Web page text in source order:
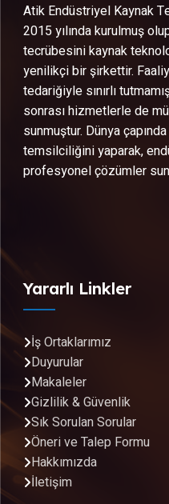
Atik Endüstriyel Kaynak
2015 yılında kurulmuş
tecrübesini kaynak
yenilikçi bir şirkettir.
tedariğiyle sınırlı
sonrası hizmetlerle de
sunmuştur. Dünya
temsilciliğini yaparak,
profesyonel çözümler
Yararlı Linkler
İş Ortaklarımız
Duyurular
Makaleler
Gizlilik & Güvenlik
Sık Sorulan Sorular
Öneri ve Talep Formu
Hakkımızda
İletişim